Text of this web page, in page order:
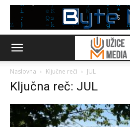
Naslovna Ključne reči JUL
Ključna reč: JUL